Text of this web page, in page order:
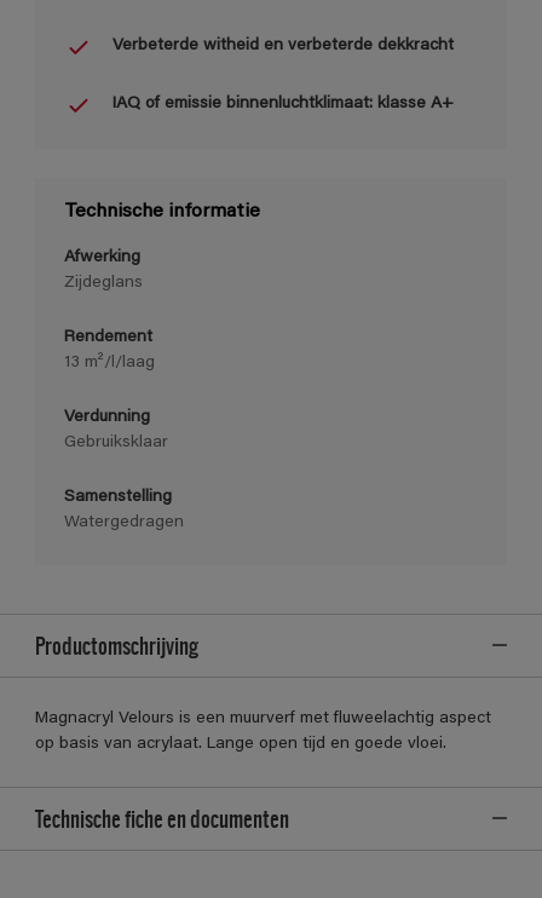
Verbeterde witheid en verbeterde dekkracht
IAQ of emissie binnenluchtklimaat: klasse A+
Technische informatie
Afwerking
Zijdeglans
Rendement
13 m²/l/laag
Verdunning
Gebruiksklaar
Samenstelling
Watergedragen
Productomschrijving
Magnacryl Velours is een muurverf met fluweelachtig aspect
op basis van acrylaat. Lange open tijd en goede vloei.
Technische fiche en documenten